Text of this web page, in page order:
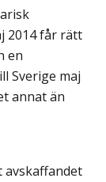
2014 får rätt
en
Sverige maj
annat än